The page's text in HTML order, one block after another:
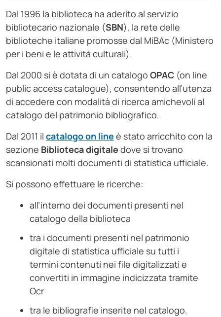
Dal 1996 la biblioteca ha aderito al servizio
bibliotecario nazionale (SBN), la rete delle
biblioteche italiane promosse dal MiBAc (Ministero
per i beni e le attività culturali).
Dal 2000 si è dotata di un catalogo OPAC (on line
public access catalogue), consentendo all’utenza
di accedere con modalità di ricerca amichevoli al
catalogo del patrimonio bibliografico.
Dal 2011 il catalogo on line è stato arricchito con la
sezione Biblioteca digitale dove si trovano
scansionati molti documenti di statistica ufficiale.
Si possono effettuare le ricerche:
all’interno dei documenti presenti nel
catalogo della biblioteca
tra i documenti presenti nel patrimonio
digitale di statistica ufficiale su tutti i
termini contenuti nei file digitalizzati e
convertiti in immagine indicizzata tramite
Ocr
tra le bibliografie inserite nel catalogo.